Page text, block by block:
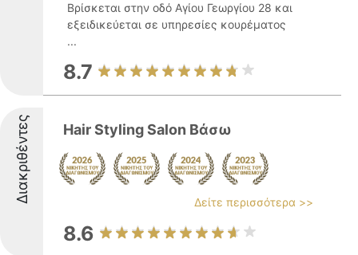
Βρίσκεται στην οδό Αγίου Γεωργίου 28 και
εξειδικεύεται σε υπηρεσίες κουρέματος
...
8.7
Διακριθέντες Hair Styling Salon Bάσω
Δείτε περισσότερα >>
8.6